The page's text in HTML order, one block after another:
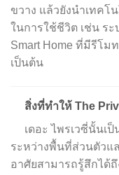
ขวาง แล้วยังนำเทคโ
ในการใช้ชีวิต เช่น ร
Smart Home ที่มีรีโ
เป็นต้น
สิ่งที่ทำให้ The
เดอะ ไพรเวซี่นั้นเป็
ระหว่างพื้นที่ส่วนตัวแ
อาศัยสามารถรู้สึกได้